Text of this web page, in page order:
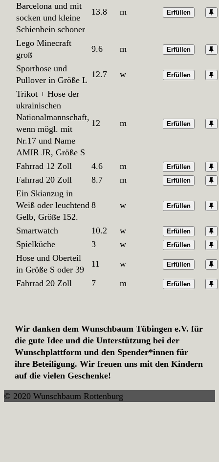
Barcelona und mit
socken und kleine
Schienbein schoner
13.8 m Erfüllen
Lego Minecraft
groß
9.6 m Erfüllen
Sporthose und
Pullover in Größe L
12.7 w Erfüllen
Trikot + Hose der
ukrainischen
Nationalmannschaft,
wenn mögl. mit
Nr.17 und Name
AMIR JR, Größe S
12 m Erfüllen
Fahrrad 12 Zoll 4.6 m Erfüllen
Fahrrad 20 Zoll 8.7 m Erfüllen
Ein Skianzug in
Weiß oder leuchtend
Gelb, Größe 152.
8 w Erfüllen
Smartwatch 10.2 w Erfüllen
Spielküche 3 w Erfüllen
Hose und Oberteil
in Größe S oder 39
11 w Erfüllen
Fahrrad 20 Zoll 7 m Erfüllen
Wir danken dem Wunschbaum Tübingen e.V. für
die gute Idee und die Unterstützung bei der
Wunschplattform und den Spender*innen für
ihre Beteiligung. Wir freuen uns mit den Kindern
auf die vielen Geschenke!
© 2020 Wunschbaum Rottenburg